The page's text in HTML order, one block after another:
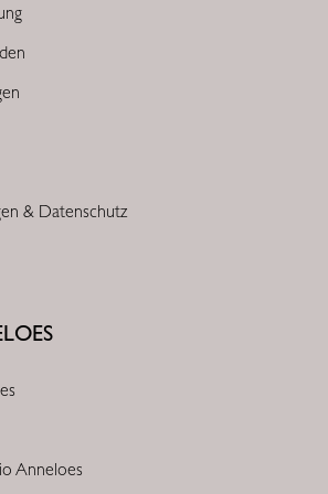
Anneloes
& Datenschutz